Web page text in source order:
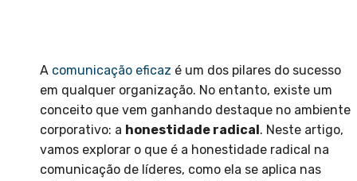
A comunicação eficaz é um dos pilares do sucesso
em qualquer organização. No entanto, existe um
conceito que vem ganhando destaque no ambiente
corporativo: a honestidade radical . Neste artigo,
vamos explorar o que é a honestidade radical na
comunicação de líderes, como ela se aplica nas